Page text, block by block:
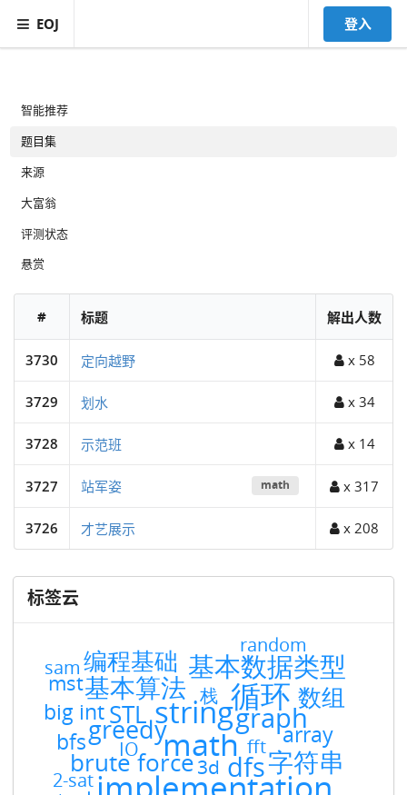
EOJ 登入
智能推荐
题目集
来源
大富翁
评测状态
悬赏
# 标题 解出人数
3730 定向越野 x 58
3729 划水 x 34
3728 示范班 x 14
3727 math
站军姿 x 317
3726 才艺展示 x 208
标签云